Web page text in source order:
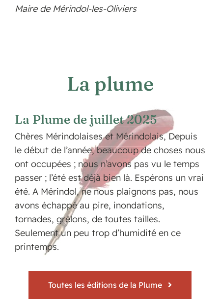
Maire de Mérindol-les-Oliviers
La plume
La Plume de juillet 2025
Chères Mérindolaises et Mérindolais, Depuis
le début de l’année, beaucoup de choses nous
ont occupées ; nous n’avons pas vu le temps
passer ; l’été est déjà bien là. Espérons un vrai
été. A Mérindol, ne nous plaignons pas, nous
avons échappé au pire, inondations,
tornades, grêlons, de toutes tailles.
Seulement un peu trop d’humidité en ce
printemps.
Toutes les éditions de la Plume